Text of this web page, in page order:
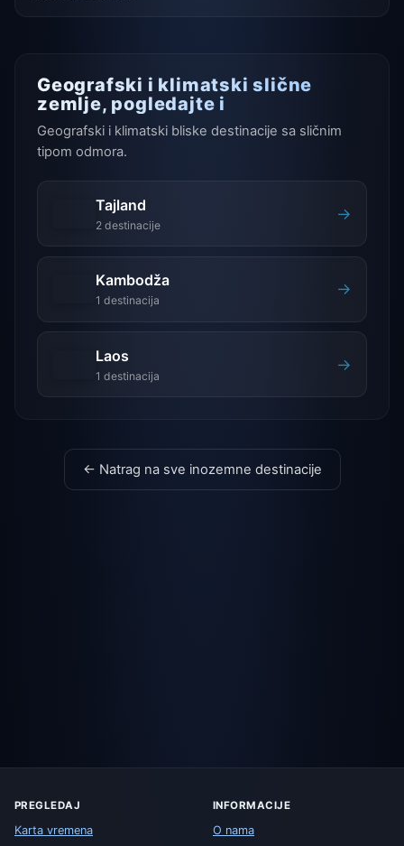
Geografski i klimatski slične
zemlje, pogledajte i
Geografski i klimatski bliske destinacije sa sličnim
tipom odmora.
Tajland
2 destinacije
→
Kambodža
1 destinacija
→
Laos
1 destinacija
→
← Natrag na sve inozemne destinacije
PREGLEDAJ
Karta vremena
INFORMACIJE
O nama